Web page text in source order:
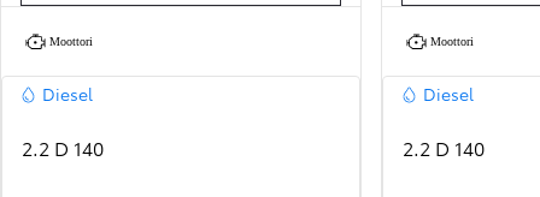
Moottori
Diesel
2.2 D 140
Moottori
Diesel
2.2 D 140